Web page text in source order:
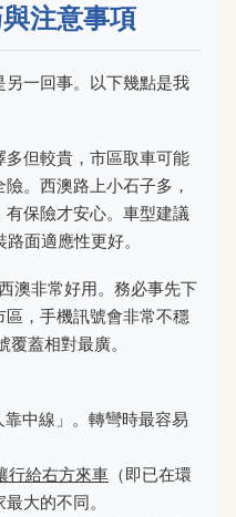
注意事項
一回事。以下幾點是我
多但較貴，市區取車可能
。西澳路上小石子多，
保險才安心。車型建議
面適應性更好。
澳非常好用。務必事先下
，手機訊號會非常不穩
蓋相對最廣。
中線」。轉彎時最容易
行給右方來車 （即已在環
大的不同。